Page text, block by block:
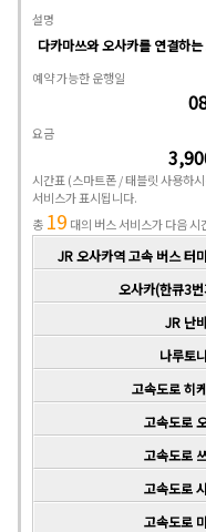
설명
다카마쓰와 오사카를 연결하
예약 가능한 운행일
요금
시간표 (스마트폰 / 태블릿 사용하
서비스가 표시됩니다.
총 19 대의 버스 서비스가 다음
JR 오사카역 고속 버스 터
오사카(한큐3
JR 난
나루토
고속도로 히
고속도로
고속도로
고속도로
고속도로